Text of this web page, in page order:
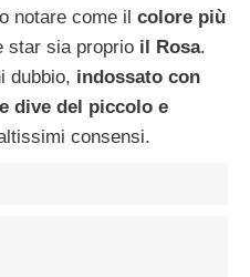
notare come il colore più
star sia proprio il Rosa.
dubbio, indossato con
dive del piccolo e
consensi.